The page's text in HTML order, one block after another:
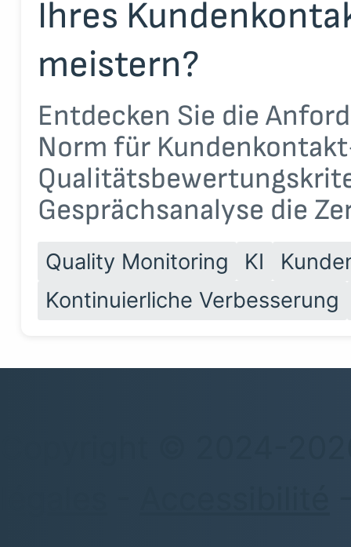
Ihres
meistern?
Entdecken Sie die
Norm für
Gesprächsanalyse die
Quality Monitoring KI
Kontinuierliche Verbesserung